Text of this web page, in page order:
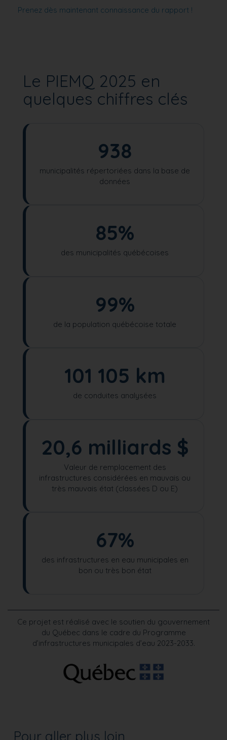
Prenez dès maintenant connaissance du rapport !
Le PIEMQ 2025 en
quelques chiffres clés
938
municipalités répertoriées dans la base de
données
85%
des municipalités québécoises
99%
de la population québécoise totale
101 105 km
de conduites analysées
20,6 milliards $
Valeur de remplacement des
infrastructures considérées en mauvais ou
très mauvais état (classées D ou E)
67%
des infrastructures en eau municipales en
bon ou très bon état
Ce projet est réalisé avec le soutien du gouvernement
du Québec dans le cadre du Programme
d’infrastructures municipales d’eau 2023-2033.
Pour aller plus loin